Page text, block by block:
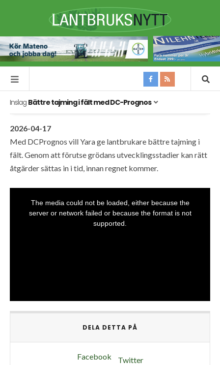
Inslag Bättre tajming i fält med DC-Prognos
2026-04-17
Med DCPrognos vill Yara ge lantbrukare bättre tajming i
fält. Genom att förutse grödans utvecklingsstadier kan rätt
åtgärder sättas in i tid, innan regnet kommer.
DELA DETTA PÅ
Facebook Twitter